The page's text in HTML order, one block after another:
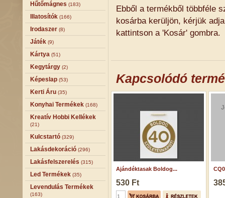
Hűtőmágnes (183)
Illatosítók (166)
Irodaszer (8)
Játék (9)
Kártya (51)
Kegytárgy (2)
Képeslap (53)
Kerti Áru (35)
Konyhai Termékek (168)
Kreatív Hobbi Kellékek
(21)
Kulcstartó (329)
Lakásdekoráció (296)
Lakásfelszerelés (315)
Led Termékek (35)
Levendulás Termékek
(163)
Ebből a termékből többféle
kosárba kerüljön, kérjük
kattintson a 'Kosár' gombra.
Kapcsolódó
Ajándéktasak Boldog...
530 Ft